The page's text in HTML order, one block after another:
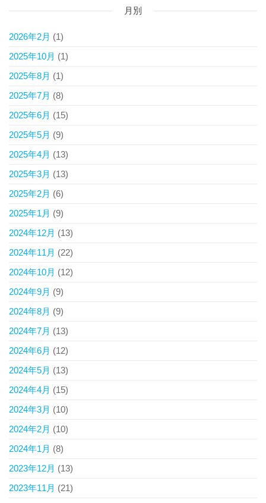
月別
2026年2月 (1)
2025年10月 (1)
2025年8月 (1)
2025年7月 (8)
2025年6月 (15)
2025年5月 (9)
2025年4月 (13)
2025年3月 (13)
2025年2月 (6)
2025年1月 (9)
2024年12月 (13)
2024年11月 (22)
2024年10月 (12)
2024年9月 (9)
2024年8月 (9)
2024年7月 (13)
2024年6月 (12)
2024年5月 (13)
2024年4月 (15)
2024年3月 (10)
2024年2月 (10)
2024年1月 (8)
2023年12月 (13)
2023年11月 (21)